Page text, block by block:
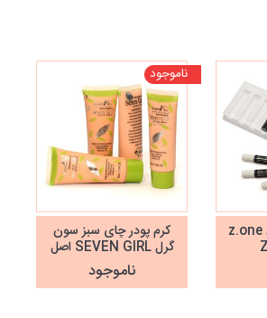
چسب مژه زد.وان z.one
ناموجود
کرم پودر چای سبز سون
گرل SEVEN GIRL اصل
ناموجود